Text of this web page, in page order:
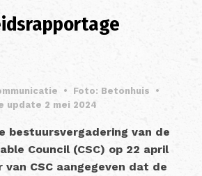
• Foto: Betonhuis
•
update 2 mei 2024
bestuursvergadering van de
Council (CSC) op 22 april
CSC aangegeven dat de